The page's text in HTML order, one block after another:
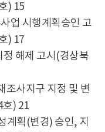
) 15
업 시행계획승인 고
) 17
해제 고시(경상북
조사지구 지정 및 변
) 21
계획(변경) 승인, 지